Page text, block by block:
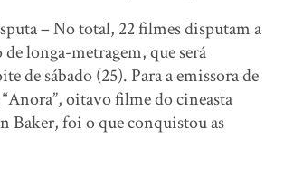
– No total, 22 filmes disputam a
longa-metragem, que será
de sábado (25). Para a emissora de
oitavo filme do cineasta
Baker, foi o que conquistou as